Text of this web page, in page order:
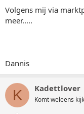
Volgens mij via
meer.....
Dannis
K Kadettlover
Komt weleens